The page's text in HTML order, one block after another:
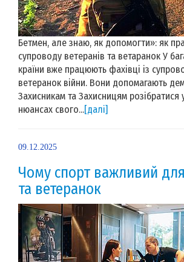
Бетмен, але знаю, як допомогти»: як
супроводу ветеранів та ветаранок У
країни вже працюють фахівці із
ветеранок війни. Вони допомагають
Захисникам та Захисницям
нюансах свого...[далі]
09.12.2025
Чому спорт важливий
та ветеранок